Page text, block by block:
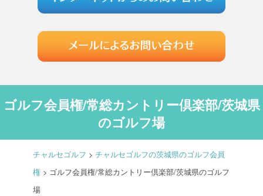
ゴルフ会員権/常総カントリー倶楽部/茨城県
のゴルフ場
チャルセゴルフ > チャルセゴルフの茨城県のゴルフ会員
権 > ゴルフ会員権/常総カントリー倶楽部/茨城県のゴルフ
場